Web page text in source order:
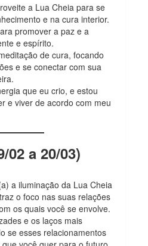
a Lua Cheia para se
e na cura interior.
promover a paz e a
e espírito.
de cura, focando
e se conectar com sua
que eu crio, e estou
e viver de acordo com meu
02 a 20/03)
a iluminação da Lua Cheia
o foco nas suas relações
os quais você se envolve.
e os laços mais
se esses relacionamentos